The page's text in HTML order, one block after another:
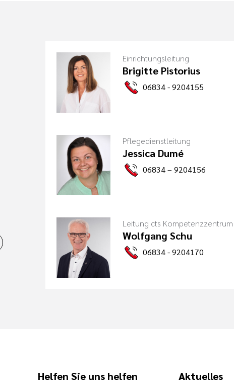
Einrichtungsleitung
Brigitte Pistorius
06834 - 9204155
Pflegedienstleitung
Jessica Dumé
06834 – 9204156
Leitung cts Kompetenzzentrum
Wolfgang Schu
06834 - 9204170
Helfen Sie uns helfen Aktuelles